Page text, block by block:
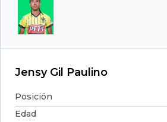
Jensy Gil Paulino
Posición
Edad